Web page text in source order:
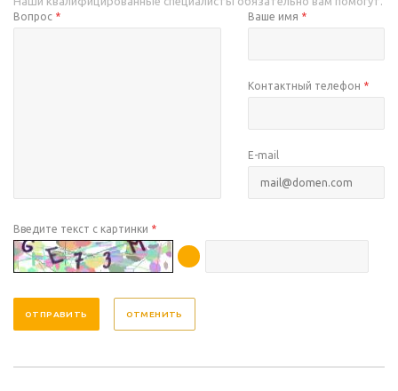
Вопрос * Ваше имя *
Контактный телефон *
E-mail
Введите текст с картинки *
ОТМЕНИТЬ